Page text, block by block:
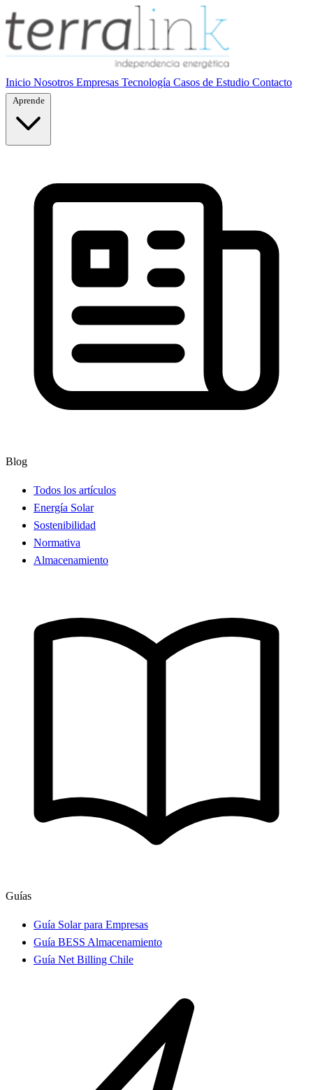
Inicio Nosotros Empresas Tecnología Casos de Estudio Contacto
Aprende
Blog
Todos los artículos
Energía Solar
Sostenibilidad
Normativa
Almacenamiento
Guías
Guía Solar para Empresas
Guía BESS Almacenamiento
Guía Net Billing Chile